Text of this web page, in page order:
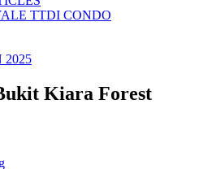
TTDI CONDO
2025
Kiara Forest